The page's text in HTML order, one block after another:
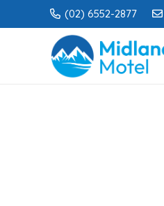
(02) 6552-2877